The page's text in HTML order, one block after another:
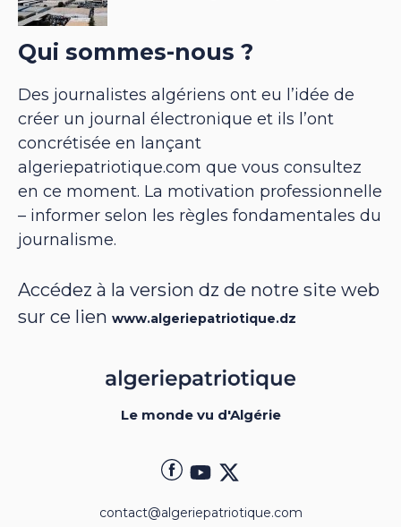
Qui sommes-nous ?
Des journalistes algériens ont eu l’idée de
créer un journal électronique et ils l’ont
concrétisée en lançant
algeriepatriotique.com que vous consultez
en ce moment. La motivation professionnelle
– informer selon les règles fondamentales du
journalisme.
Accédez à la version dz de notre site web
sur ce lien www.algeriepatriotique.dz
Le monde vu d'Algérie
contact@algeriepatriotique.com